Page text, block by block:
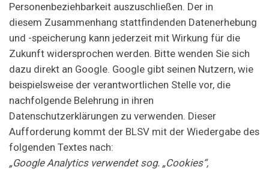
Personenbeziehbarkeit auszuschließen. Der in
diesem Zusammenhang stattfindenden Datenerhebung
und -speicherung kann jederzeit mit Wirkung für die
Zukunft widersprochen werden. Bitte wenden Sie sich
dazu direkt an Google. Google gibt seinen Nutzern, wie
beispielsweise der verantwortlichen Stelle vor, die
nachfolgende Belehrung in ihren
Datenschutzerklärungen zu verwenden. Dieser
Aufforderung kommt der BLSV mit der Wiedergabe des
folgenden Textes nach:
„Google Analytics verwendet sog. „Cookies“,